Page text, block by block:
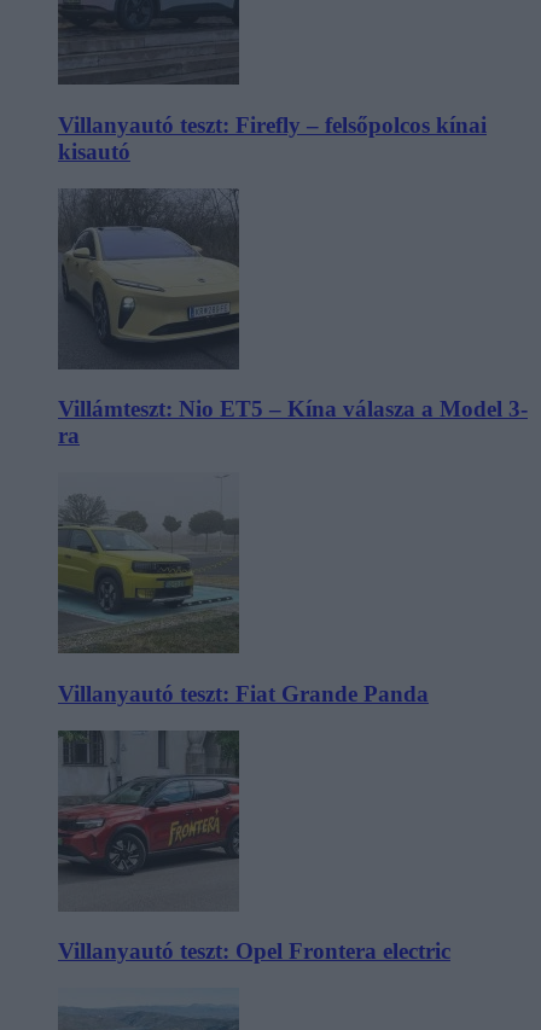
Villanyautó teszt: Firefly – felsőpolcos kínai
kisautó
Villámteszt: Nio ET5 – Kína válasza a Model 3-
ra
Villanyautó teszt: Fiat Grande Panda
Villanyautó teszt: Opel Frontera electric